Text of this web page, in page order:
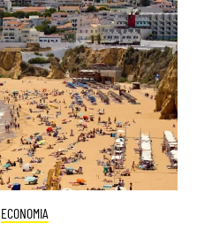
ECONOMIA